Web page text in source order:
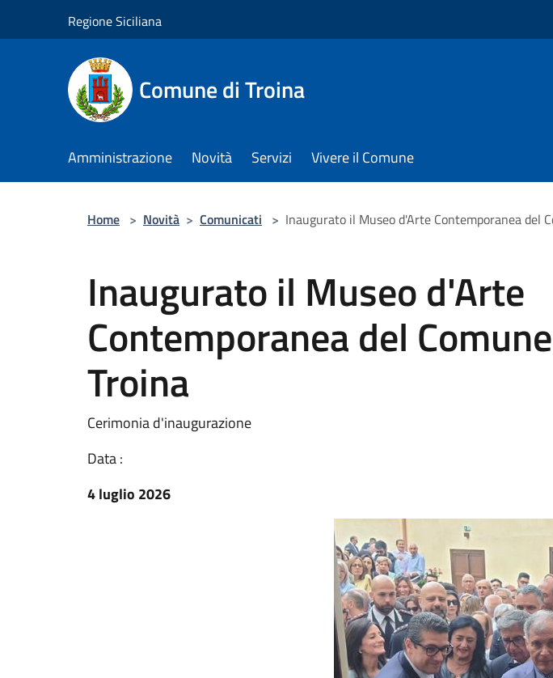
Regione Siciliana
Comune di Troina
Amministrazione Novità Servizi Vivere il Comune
Home > Novità > Comunicati > Inaugurato il Museo d'Arte Contemporanea del
Inaugurato il Museo d'Arte
Contemporanea del
Troina
Cerimonia d'inaugurazione
Data :
4 luglio 2026